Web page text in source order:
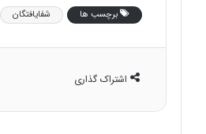
برچسب ها شفایافتگان
اشتراک گذاری